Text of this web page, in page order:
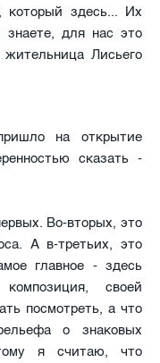
который здесь... Их
знаете, для нас это
жительница Лисьего
на открытие
сказать -
Во-вторых, это
А в-третьих, это
главное - здесь
своей
посмотреть, а что
о знаковых
я считаю, что